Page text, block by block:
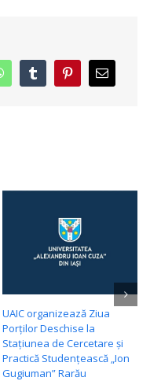
whatsapptumblr pinterestE-
mail:
UAIC organizează Ziua
Porților Deschise la
Stațiunea de Cercetare și
Practică Studențească „Ion
Gugiuman” Rarău